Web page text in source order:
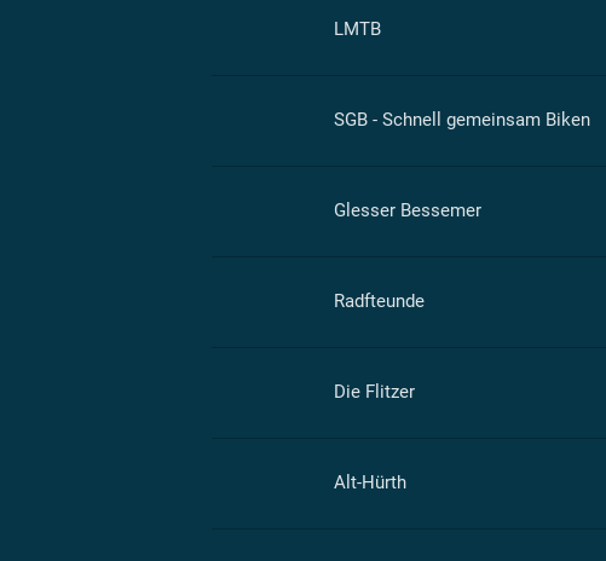
LMTB
SGB - Schnell gemeinsam Biken
Glesser Bessemer
Radfteunde
Die Flitzer
Alt-Hürth